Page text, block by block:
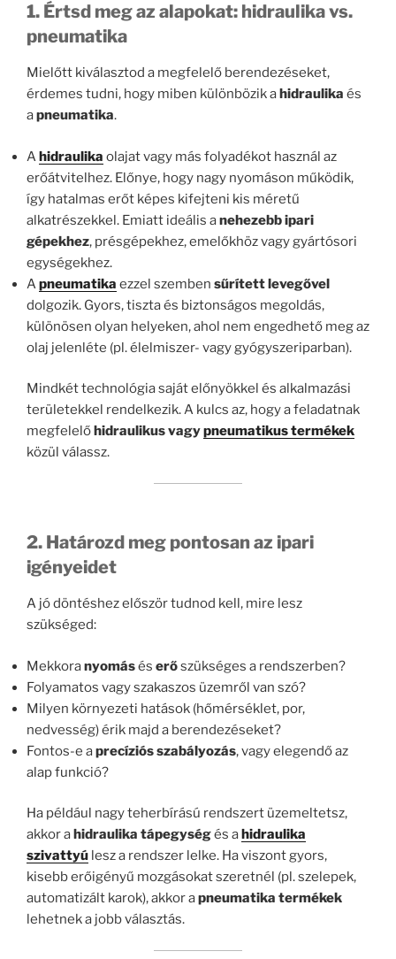
1. Értsd meg az alapokat: hidraulika vs.
pneumatika
Mielőtt kiválasztod a megfelelő berendezéseket,
érdemes tudni, hogy miben különbözik ahidraulika és
apneumatika.
Ahidraulika olajat vagy más folyadékot használ az
erőátvitelhez. Előnye, hogy nagy nyomáson működik,
így hatalmas erőt képes kifejteni kis méretű
alkatrészekkel. Emiatt ideális anehezebb ipari
gépekhez, présgépekhez, emelőkhöz vagy gyártósori
egységekhez.
Apneumatika ezzel szemben sűrített levegővel
dolgozik. Gyors, tiszta és biztonságos megoldás,
különösen olyan helyeken, ahol nem engedhető meg az
olaj jelenléte (pl. élelmiszer- vagy gyógyszeriparban).
Mindkét technológia saját előnyökkel és alkalmazási
területekkel rendelkezik. A kulcs az, hogy a feladatnak
megfelelőhidraulikus vagypneumatikus termékek
közül válassz.
2. Határozd meg pontosan az ipari
igényeidet
A jó döntéshez először tudnod kell, mire lesz
szükséged:
Mekkoranyomásés erőszükséges a rendszerben?
Folyamatos vagy szakaszos üzemről van szó?
Milyen környezeti hatások (hőmérséklet, por,
nedvesség) érik majd a berendezéseket?
Fontos-e aprecíziós szabályozás, vagy elegendő az
alap funkció?
Ha például nagy teherbírású rendszert üzemeltetsz,
akkor ahidraulika tápegységés ahidraulika
szivattyú lesz a rendszer lelke. Ha viszont gyors,
kisebb erőigényű mozgásokat szeretnél (pl. szelepek,
automatizált karok), akkor apneumatika termékek
lehetnek a jobb választás.